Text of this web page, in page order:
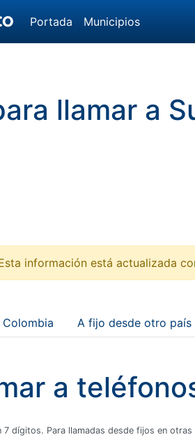
Portada Municipios
llamar a
información está actualizada
A fijo desde otro país
a
dígitos. Para llamadas desde fijos en